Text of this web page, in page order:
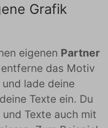
Grafik
eigenen Partner
das Motiv
lade deine
Texte ein. Du
Texte auch mit